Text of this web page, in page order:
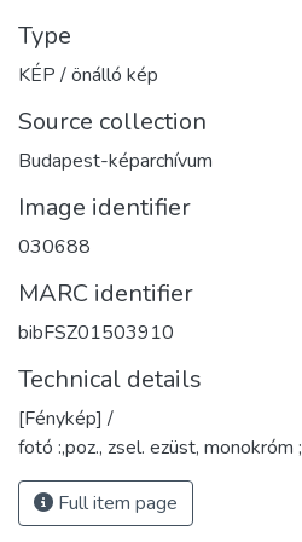
Type
KÉP / önálló kép
Source collection
Budapest-képarchívum
Image identifier
030688
MARC identifier
bibFSZ01503910
Technical details
[Fénykép] /
fotó :,poz., zsel. ezüst, monokróm ;
Full item page